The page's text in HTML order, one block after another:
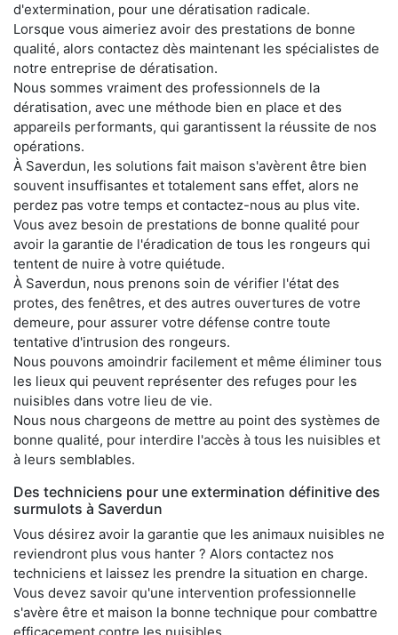
d'extermination, pour une dératisation radicale.
Lorsque vous aimeriez avoir des prestations de bonne
qualité, alors contactez dès maintenant les spécialistes de
notre entreprise de dératisation.
Nous sommes vraiment des professionnels de la
dératisation, avec une méthode bien en place et des
appareils performants, qui garantissent la réussite de nos
opérations.
À Saverdun, les solutions fait maison s'avèrent être bien
souvent insuffisantes et totalement sans effet, alors ne
perdez pas votre temps et contactez-nous au plus vite.
Vous avez besoin de prestations de bonne qualité pour
avoir la garantie de l'éradication de tous les rongeurs qui
tentent de nuire à votre quiétude.
À Saverdun, nous prenons soin de vérifier l'état des
protes, des fenêtres, et des autres ouvertures de votre
demeure, pour assurer votre défense contre toute
tentative d'intrusion des rongeurs.
Nous pouvons amoindrir facilement et même éliminer tous
les lieux qui peuvent représenter des refuges pour les
nuisibles dans votre lieu de vie.
Nous nous chargeons de mettre au point des systèmes de
bonne qualité, pour interdire l'accès à tous les nuisibles et
à leurs semblables.
Des techniciens pour une extermination définitive des
surmulots à Saverdun
Vous désirez avoir la garantie que les animaux nuisibles ne
reviendront plus vous hanter ? Alors contactez nos
techniciens et laissez les prendre la situation en charge.
Vous devez savoir qu'une intervention professionnelle
s'avère être et maison la bonne technique pour combattre